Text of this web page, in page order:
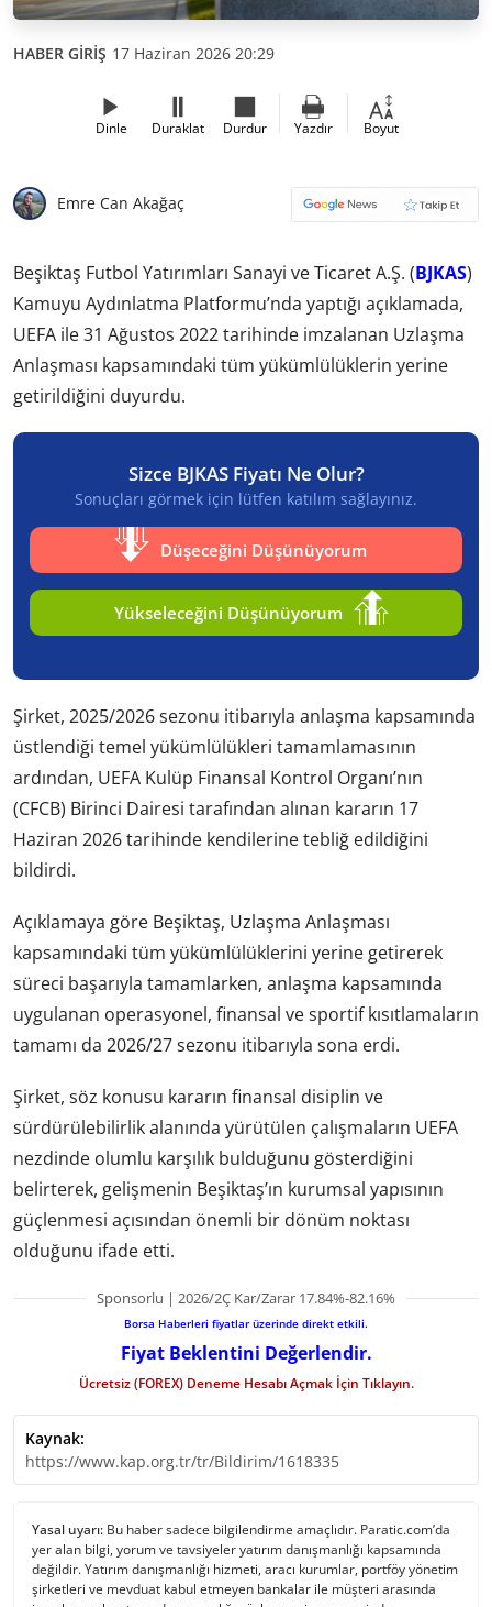
HABER GİRİŞ 17 Haziran 2026 20:29
Dinle Duraklat Durdur Yazdır Boyut
Emre Can Akağaç
Beşiktaş Futbol Yatırımları Sanayi ve Ticaret A.Ş. (BJKAS)
Kamuyu Aydınlatma Platformu’nda yaptığı açıklamada,
UEFA ile 31 Ağustos 2022 tarihinde imzalanan Uzlaşma
Anlaşması kapsamındaki tüm yükümlülüklerin yerine
getirildiğini duyurdu.
Sizce BJKAS Fiyatı Ne Olur?
Sonuçları görmek için lütfen katılım sağlayınız.
Düşeceğini Düşünüyorum
Yükseleceğini Düşünüyorum
Şirket, 2025/2026 sezonu itibarıyla anlaşma kapsamında
üstlendiği temel yükümlülükleri tamamlamasının
ardından, UEFA Kulüp Finansal Kontrol Organı’nın
(CFCB) Birinci Dairesi tarafından alınan kararın 17
Haziran 2026 tarihinde kendilerine tebliğ edildiğini
bildirdi.
Açıklamaya göre Beşiktaş, Uzlaşma Anlaşması
kapsamındaki tüm yükümlülüklerini yerine getirerek
süreci başarıyla tamamlarken, anlaşma kapsamında
uygulanan operasyonel, finansal ve sportif kısıtlamaların
tamamı da 2026/27 sezonu itibarıyla sona erdi.
Şirket, söz konusu kararın finansal disiplin ve
sürdürülebilirlik alanında yürütülen çalışmaların UEFA
nezdinde olumlu karşılık bulduğunu gösterdiğini
belirterek, gelişmenin Beşiktaş’ın kurumsal yapısının
güçlenmesi açısından önemli bir dönüm noktası
olduğunu ifade etti.
Sponsorlu | 2026/2Ç Kar/Zarar 17.84%-82.16%
Borsa Haberleri fiyatlar üzerinde direkt etkili.
Fiyat Beklentini Değerlendir.
Ücretsiz (FOREX) Deneme Hesabı Açmak İçin Tıklayın.
Kaynak:
https://www.kap.org.tr/tr/Bildirim/1618335
Yasal uyarı: Bu haber sadece bilgilendirme amaçlıdır. Paratic.com’da
yer alan bilgi, yorum ve tavsiyeler yatırım danışmanlığı kapsamında
değildir. Yatırım danışmanlığı hizmeti, aracı kurumlar, portföy yönetim
şirketleri ve mevduat kabul etmeyen bankalar ile müşteri arasında